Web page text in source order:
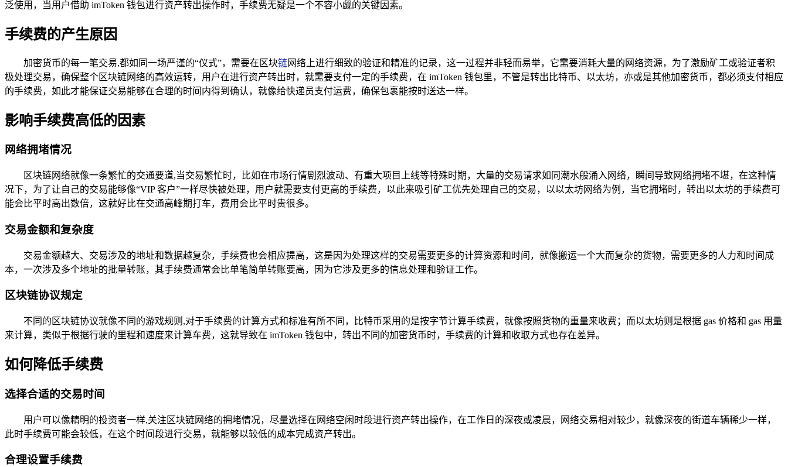
泛使用，当用户借助 imToken 钱包进行资产转出操作时，手续费无疑是一个不容小觑的关键因素。
手续费的产生原因
加密货币的每一笔交易,都如同一场严谨的“仪式”，需要在区块链网络上进行细致的验证和精准的记录，这一过程并非轻而易举，它需要消耗大量的网络资源，为了激励矿工或验证者积
极处理交易，确保整个区块链网络的高效运转，用户在进行资产转出时，就需要支付一定的手续费，在 imToken 钱包里，不管是转出比特币、以太坊，亦或是其他加密货币，都必须支付相应
的手续费，如此才能保证交易能够在合理的时间内得到确认，就像给快递员支付运费，确保包裹能按时送达一样。
影响手续费高低的因素
网络拥堵情况
区块链网络就像一条繁忙的交通要道,当交易繁忙时，比如在市场行情剧烈波动、有重大项目上线等特殊时期，大量的交易请求如同潮水般涌入网络，瞬间导致网络拥堵不堪，在这种情
况下，为了让自己的交易能够像“VIP 客户”一样尽快被处理，用户就需要支付更高的手续费，以此来吸引矿工优先处理自己的交易，以以太坊网络为例，当它拥堵时，转出以太坊的手续费可
能会比平时高出数倍，这就好比在交通高峰期打车，费用会比平时贵很多。
交易金额和复杂度
交易金额越大、交易涉及的地址和数据越复杂，手续费也会相应提高，这是因为处理这样的交易需要更多的计算资源和时间，就像搬运一个大而复杂的货物，需要更多的人力和时间成
本，一次涉及多个地址的批量转账，其手续费通常会比单笔简单转账要高，因为它涉及更多的信息处理和验证工作。
区块链协议规定
不同的区块链协议就像不同的游戏规则,对于手续费的计算方式和标准有所不同，比特币采用的是按字节计算手续费，就像按照货物的重量来收费；而以太坊则是根据 gas 价格和 gas 用量
来计算，类似于根据行驶的里程和速度来计算车费，这就导致在 imToken 钱包中，转出不同的加密货币时，手续费的计算和收取方式也存在差异。
如何降低手续费
选择合适的交易时间
用户可以像精明的投资者一样,关注区块链网络的拥堵情况，尽量选择在网络空闲时段进行资产转出操作，在工作日的深夜或凌晨，网络交易相对较少，就像深夜的街道车辆稀少一样，
此时手续费可能会较低，在这个时间段进行交易，就能够以较低的成本完成资产转出。
合理设置手续费